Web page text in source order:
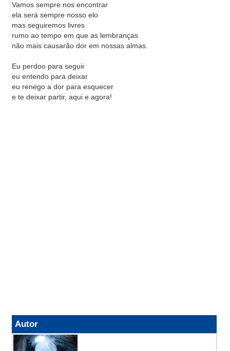
Vamos sempre nos encontrar
ela será sempre nosso elo
mas seguiremos livres
rumo ao tempo em que as lembranças
não mais causarão dor em nossas almas.
Eu perdoo para seguir
eu entendo para deixar
eu renego a dor para esquecer
e te deixar partir, aqui e agora!
Autor